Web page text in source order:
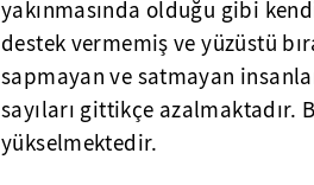
yakınmasında olduğu gibi
destek vermemiş ve yüzüstü
sapmayan ve satmayan
sayıları gittikçe azalmaktadır.
yükselmektedir.